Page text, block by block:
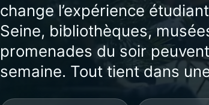
change l’expérience
Seine, bibliothèques,
promenades du soir
semaine. Tout tient dans